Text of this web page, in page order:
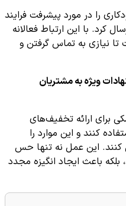
را در مورد پیشرفت فرایند
کرد. با این ارتباط فعالانه
نیازی به تماس گرفتن و
ویژه به مشتریان
برای ارائه تخفیف‌های
کنند و این موارد را
کنند. این عمل نه تنها حس
بلکه باعث ایجاد انگیزه مجدد